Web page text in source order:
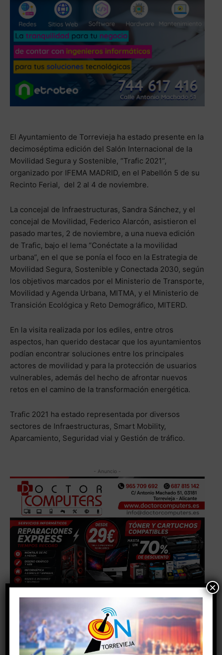
El Ayuntamiento de Torrevieja ha estado presente en la
decimoséptima edición del Salón Internacional de la
Movilidad Segura y Sostenible, “Trafic 2021”,
organizado por IFEMA MADRID, en el Pabellón 5 de su
Recinto Ferial, del 2 al 4 de noviembre.
La concejal de Infraestructuras, Sandra Sánchez, y el
concejal de Movilidad, Federico Alarcón, asistieron el
pasado martes, 2 de noviembre, a una nueva edición
de Trafic, bajo el lema “Conéctate a la movilidad
urbana”, en el que se ponía el foco en la Estrategia de
Movilidad Segura, Sostenible y Conectada 2030, según
los objetivos marcados por el Ministerio de Transporte,
Movilidad y Agenda Urbana, MITMA, y el Ministerio de
Transición Ecológica y Reto Demográfico, MITERD.
En la visita realizada por los ediles, entre otros
aspectos, han querido destacar que los ayuntamientos
podían encontrar soluciones entre los principales
actores de movilidad y para la protección de usuarios
vulnerables, además del hecho de afrontar nuevos
retos en el camino de la transformación energética.
Trafic 2021 ha estado representada por diversos
sectores de Infraestructuras, Smart Mobility,
Aparcamiento, Seguridad vial y Gestión de tráfico.
- Anuncio -
×